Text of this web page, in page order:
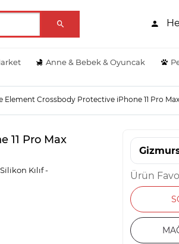
Anne & Bebek & Oyuncak
Crossbody Protective iPhone 11 Pro Max
11 Pro Max
Kılıf -
Ürün